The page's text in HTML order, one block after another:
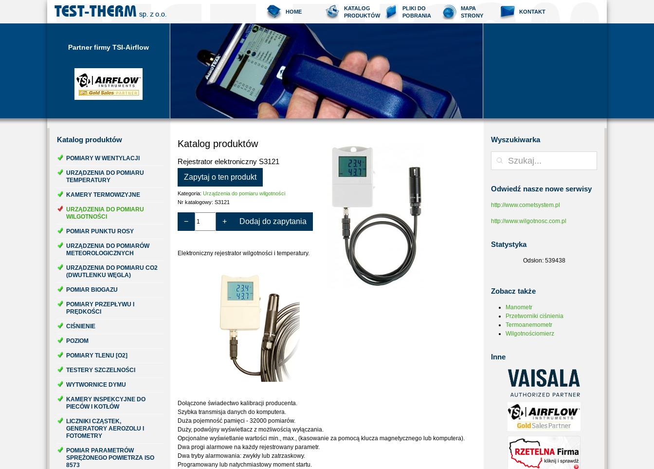
HOME
KATALOG
PRODUKTÓW
PLIKI DO
POBRANIA
MAPA
STRONY
KONTAKT
Partner firmy TSI-Airflow
Katalog produktów
Rejestrator elektroniczny S3121
Zapytaj o ten produkt
Kategoria: Urządzenia do pomiaru wilgotności
Nr katalogowy: S3121
− + Dodaj do zapytania
Elektroniczny rejestrator wilgotności i temperatury.
Dołączone świadectwo kalibracji producenta.
Szybka transmisja danych do komputera.
Duża pojemność pamięci - 32000 pomiarów.
Duży, podwójny wyświetlacz z możliwością wyłączania.
Opcjonalne wyświetlanie wartości min., max., (kasowanie za pomocą klucza magnetycznego lub komputera).
Dwa progi alarmowe na każdy rejestrowany parametr.
Dwa tryby alarmowania: zwykły lub zatrzaskowy.
Programowany lub natychmiastowy moment startu.
Katalog produktów
POMIARY W WENTYLACJI
URZĄDZENIA DO POMIARU
TEMPERATURY
KAMERY TERMOWIZYJNE
URZĄDZENIA DO POMIARU
WILGOTNOŚCI
POMIAR PUNKTU ROSY
URZĄDZENIA DO POMIARÓW
METEOROLOGICZNYCH
URZĄDZENIA DO POMIARU CO2
(DWUTLENKU WĘGLA)
POMIAR BIOGAZU
POMIARY PRZEPŁYWU I
PRĘDKOŚCI
CIŚNIENIE
POZIOM
POMIARY TLENU [O2]
TESTERY SZCZELNOŚCI
WYTWORNICE DYMU
KAMERY INSPEKCYJNE DO
PIECÓW I KOTŁÓW
LICZNIKI CZĄSTEK,
GENERATORY AEROZOLU I
FOTOMETRY
POMIAR PARAMETRÓW
SPRĘŻONEGO POWIETRZA ISO
8573
Wyszukiwarka
Odwiedź nasze nowe serwisy
http://www.cometsystem.pl
http://www.wilgotnosc.com.pl
Statystyka
Odsłon: 539438
Zobacz także
Manometr
Przetworniki ciśnienia
Termoanemometr
Wilgotnościomierz
Inne